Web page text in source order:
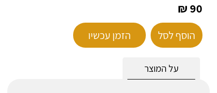
90 ₪
הוסף לסל הזמן עכשיו
על המוצר